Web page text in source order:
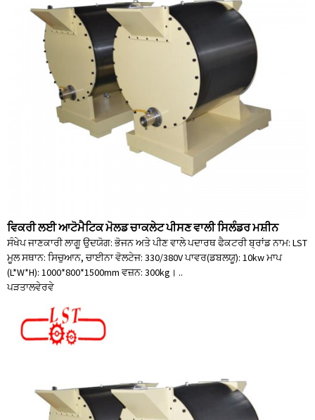
ਵਿਕਰੀ ਲਈ ਆਟੋਮੈਟਿਕ ਮੋਲਡ ਚਾਕਲੇਟ ਪੀਸਣ ਵਾਲੀ ਸਿਲੰਡਰ ਮਸ਼ੀਨ
ਸੰਖੇਪ ਜਾਣਕਾਰੀ ਲਾਗੂ ਉਦਯੋਗ: ਭੋਜਨ ਅਤੇ ਪੀਣ ਵਾਲੇ ਪਦਾਰਥ ਫੈਕਟਰੀ ਬ੍ਰਾਂਡ ਨਾਮ: LST
ਮੂਲ ਸਥਾਨ: ਸਿਚੁਆਨ, ਚਾਈਨਾ ਵੋਲਟੇਜ: 330/380V ਪਾਵਰ(ਡਬਲਯੂ): 10kw ਮਾਪ
(L*W*H): 1000*800*1500mm ਵਜ਼ਨ: 300kg। ..
ਪੜਤਾਲਵੇਰਵੇ